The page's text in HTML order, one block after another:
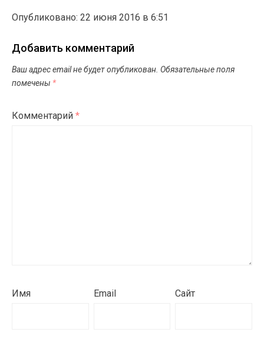
Опубликовано: 22 июня 2016 в 6:51
Добавить комментарий
Ваш адрес email не будет опубликован. Обязательные поля
помечены *
Комментарий *
Имя Email Сайт